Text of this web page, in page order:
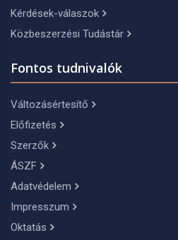
Kérdések-válaszok
Közbeszerzési Tudástár
Fontos tudnivalók
Változásértesítő
Előfizetés
Szerzők
ÁSZF
Adatvédelem
Impresszum
Oktatás